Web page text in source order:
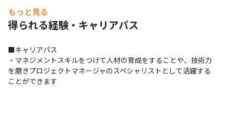
もっと見る
得られる経験・キャリアパス
■キャリアパス
・マネジメントスキルをつけて人材の育成をすることや、技術力
を磨きプロジェクトマネージャのスペシャリストとして活躍する
ことができます